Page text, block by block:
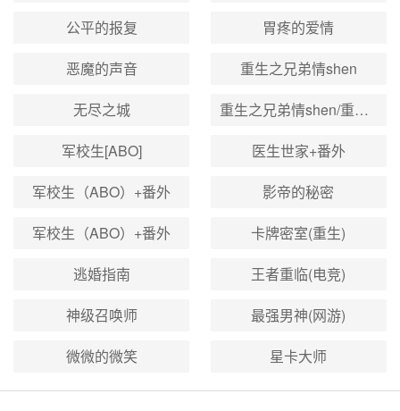
公平的报复
胃疼的爱情
恶魔的声音
重生之兄弟情shen
无尽之城
重生之兄弟情shen/重生之商界风云+番外
军校生[ABO]
医生世家+番外
军校生（ABO）+番外
影帝的秘密
军校生（ABO）+番外
卡牌密室(重生)
逃婚指南
王者重临(电竞)
神级召唤师
最强男神(网游)
微微的微笑
星卡大师